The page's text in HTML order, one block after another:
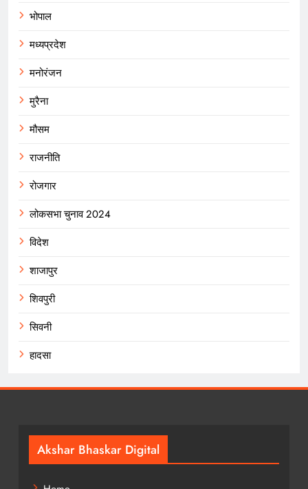
भोपाल
मध्यप्रदेश
मनोरंजन
मुरैना
मौसम
राजनीति
रोजगार
लोकसभा चुनाव 2024
विदेश
शाजापुर
शिवपुरी
सिवनी
हादसा
Akshar Bhaskar Digital